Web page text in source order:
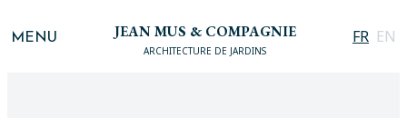
MENU JEAN MUS & COMPAGNIE
ARCHITECTURE DE JARDINS
FR EN